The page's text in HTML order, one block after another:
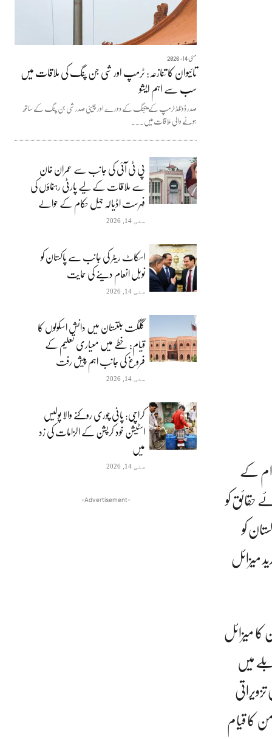
مئی 14, 2026
تائیوان کا تنازعہ: ٹرمپ اور شی جن پنگ کی ملاقات میں
سب سے اہم ایشو
صدر ڈونلڈ ٹرمپ کے بیجنگ کے دورے اور چینی صدر شی جن پنگ کے ساتھ
ہونے والی ملاقات میں...
پی ٹی آئی کی جانب سے عمران خان
سے ملاقات کے لیے پارٹی رہنماؤں کی
فہرست اڈیالہ جیل حکام کے حوالے
مئی 14, 2026
اسکاٹ ریٹر کی جانب سے پاکستان کو
نوبل انعام دینے کی حمایت
مئی 14, 2026
گلگت بلتستان میں دانش اسکولوں کا
قیام: خطے میں معیاری تعلیم کے
فروغ کی جانب اہم پیش رفت
مئی 14, 2026
کراچی: پانی چوری روکنے والا پولیس
اسٹیشن خود کرپشن کے الزامات کی زد
میں
مئی 14, 2026
-Advertisement-
کے
حقائق کو
کو
میزائل
میزائل
میں
کا قیام